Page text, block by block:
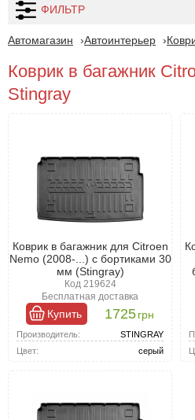
ФИЛЬТР
Автомагазин Автоинтерьер
Коврик в багажник
Stingray
Коврик в багажник для Citroen
Nemo (2008-...) с бортиками 30
мм (Stingray)
Код 219624
Бесплатная доставка
Купить 1725грн
Производитель:
STINGRAY
Цвет:
серый